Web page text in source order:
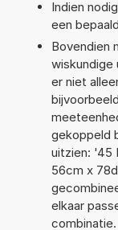
Indien
een
Bovendien
wiskundige
er niet
gekoppeld
uitzien: '45
56cm x
elkaar
combinatie.